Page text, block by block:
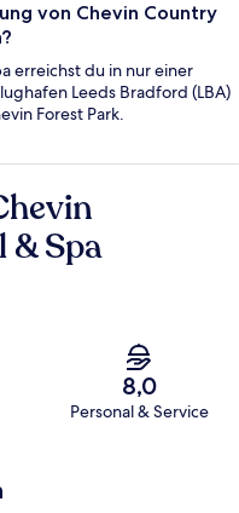
von Chevin Country
erreichst du in nur einer
Leeds Bradford (LBA)
Forest Park.
Spa
8,0
Personal & Service